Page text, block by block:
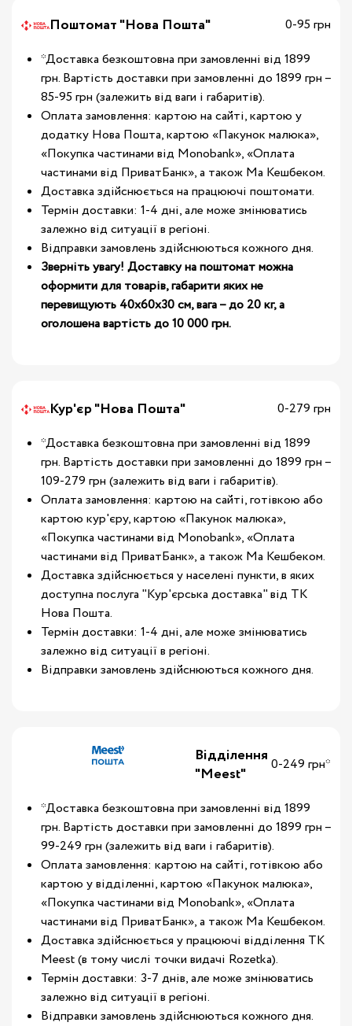
Поштомат "Нова Пошта"
0-95 грн
*Доставка безкоштовна при замовленні від 1899
грн. Вартість доставки при замовленні до 1899 грн –
85-95 грн (залежить від ваги і габаритів).
Оплата замовлення: картою на сайті, картою у
додатку Нова Пошта, картою «Пакунок малюка»,
«Покупка частинами від Monobank», «Оплата
частинами від ПриватБанк», а також Ма Кешбеком.
Доставка здійснюється на працюючі поштомати.
Термін доставки: 1-4 дні, але може змінюватись
залежно від ситуації в регіоні.
Відправки замовлень здійснюються кожного дня.
Зверніть увагу! Доставку на поштомат можна
оформити для товарів, габарити яких не
перевищують 40х60х30 см, вага – до 20 кг, а
оголошена вартість до 10 000 грн.
Кур'єр "Нова Пошта"
0-279 грн
*Доставка безкоштовна при замовленні від 1899
грн. Вартість доставки при замовленні до 1899 грн –
109-279 грн (залежить від ваги і габаритів).
Оплата замовлення: картою на сайті, готівкою або
картою кур'єру, картою «Пакунок малюка»,
«Покупка частинами від Monobank», «Оплата
частинами від ПриватБанк», а також Ма Кешбеком.
Доставка здійснюється у населені пункти, в яких
доступна послуга "Кур'єрська доставка" від ТК
Нова Пошта.
Термін доставки: 1-4 дні, але може змінюватись
залежно від ситуації в регіоні.
Відправки замовлень здійснюються кожного дня.
Відділення
"Meest"
0-249 грн*
*Доставка безкоштовна при замовленні від 1899
грн. Вартість доставки при замовленні до 1899 грн –
99-249 грн (залежить від ваги і габаритів).
Оплата замовлення: картою на сайті, готівкою або
картою у відділенні, картою «Пакунок малюка»,
«Покупка частинами від Monobank», «Оплата
частинами від ПриватБанк», а також Ма Кешбеком.
Доставка здійснюється у працюючі відділення ТК
Meest (в тому числі точки видачі Rozetka).
Термін доставки: 3-7 днів, але може змінюватись
залежно від ситуації в регіоні.
Відправки замовлень здійснюються кожного дня.